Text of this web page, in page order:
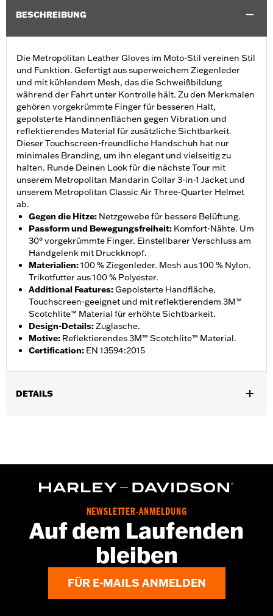
BESCHREIBUNG
Die Metropolitan Leather Gloves im Moto-Stil vereinen Stil
und Funktion. Gefertigt aus superweichem Ziegenleder
und mit kühlendem Mesh, das die Schweißbildung
während der Fahrt unter Kontrolle hält. Zu den Merkmalen
gehören vorgekrümmte Finger für besseren Halt,
gepolsterte Handinnenflächen gegen Vibration und
reflektierendes Material für zusätzliche Sichtbarkeit.
Dieser Touchscreen-freundliche Handschuh hat nur
minimales Branding, um ihn elegant und vielseitig zu
halten. Runde Deinen Look für die nächste Tour mit
unserem Metropolitan Mandarin Collar 3-in-1 Jacket und
unserem Metropolitan Classic Air Three-Quarter Helmet
ab.
Gegen die Hitze: Netzgewebe für bessere Belüftung.
Passform und Bewegungsfreiheit: Komfort-Nähte. Um
30° vorgekrümmte Finger. Einstellbarer Verschluss am
Handgelenk mit Druckknopf.
Materialien:100 % Ziegenleder. Mesh aus 100 % Nylon.
Trikotfutter aus 100 % Polyester.
Additional Features:Gepolsterte Handfläche,
Touchscreen-geeignet und mit reflektierendem 3M™
Scotchlite™ Material für erhöhte Sichtbarkeit.
Design-Details:Zuglasche.
Motive: Reflektierendes 3M™ Scotchlite™ Material.
Certification: EN 13594:2015
DETAILS
GARANTIE:2 Jahre beschränkte Garantie – Alle Details dazu auf
www.h-d.com/warranty
NEWSLETTER-ANMELDUNG
Auf dem Laufenden
bleiben
FÜR E-MAILS ANMELDEN